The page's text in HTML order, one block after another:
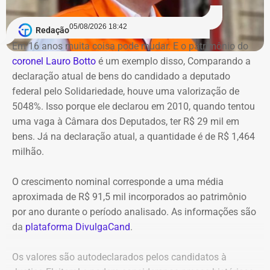
previstos, sob a justificativa de falta de autorização para
acesso.
Na avaliação dos auditores, o conjunto das evidências
aponta indícios relevantes de irregularidades na execução
e fiscalização contratual, além de fragilidades na
confiabilidade das informações produzidas. O relatório
foi encaminhado ao Ministério Público, ao Tribunal de
Contas e ao Conselho Administrativo de Defesa
Econômica (Cade).
Nova gestão amplia pente-fino no
instituto
As novas suspeitas surgem menos de um mês após o
Ministério Público que investigou um suposto esquema
Apesar da interdição de um trecho da via, ainda de
acordo com o Centro de Operações, não houve alterações
na circulação de ônibus pela região. Ainda segundo o
COR, uma faixa de rolamento da pista está ocupada para
que os bombeiros possam atuar no combate às chamas.
Equipes do quartel do Grajaú do Corpo de Bombeiros
seguem no local trabalhando para controlar o incêndio.
Até o momento, não há informação sobre feridos.
Também não se sabe o que causou o fogo na área.
Redação05/08/2026 18:42
Em 16 anos muita coisa pode mudar. E o patrimônio do
coronel Lauro Botto é um exemplo disso, Comparando a
declaração atual de bens do candidado a deputado
federal pelo Solidariedade, houve uma valorização de
5048%. Isso porque ele declarou em 2010, quando tentou
uma vaga à Câmara dos Deputados, ter R$ 29 mil em
bens. Já na declaração atual, a quantidade é de R$ 1,464
milhão.
O crescimento nominal corresponde a uma média
aproximada de R$ 91,5 mil incorporados ao patrimônio
por ano durante o período analisado. As informações são
da plataforma DivulgaCand.
Os valores são autodeclarados pelos candidatos à